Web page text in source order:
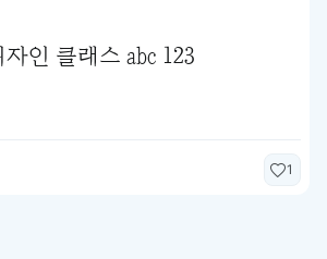
인 클래스 abc 123
1